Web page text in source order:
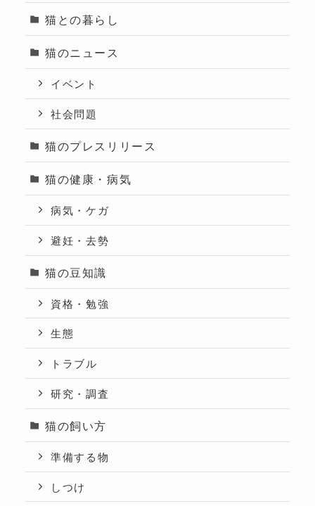
猫との暮らし
猫のニュース
イベント
社会問題
猫のプレスリリース
猫の健康・病気
病気・ケガ
避妊・去勢
猫の豆知識
資格・勉強
生態
トラブル
研究・調査
猫の飼い方
準備する物
しつけ